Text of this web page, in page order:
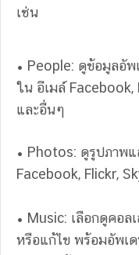
เช่น
• People: ดูข้อมูลอั
ใน อีเมล์
และอื่นๆ
• Photos: ดูรูปภาพแ
Facebook, Flickr,
• Music: เลือกดูคอล
หรือแก้ไข พร้อมอัพเ